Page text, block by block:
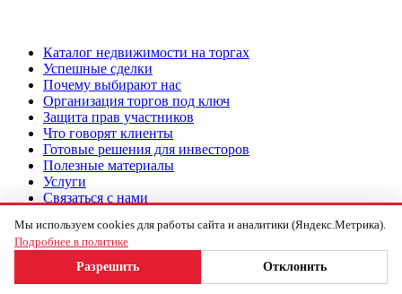
Каталог недвижимости на торгах
Успешные сделки
Почему выбирают нас
Организация торгов под ключ
Защита прав участников
Что говорят клиенты
Готовые решения для инвесторов
Полезные материалы
Услуги
Связаться с нами
Подача заявки на торги под ключ
©2017-2026 TORGI-RU.RU Все права защищены
Политика конфиденциальности компании
Мы используем cookies для работы сайта и аналитики (Яндекс.Метрика).
Подробнее в политике
Разрешить
Отклонить